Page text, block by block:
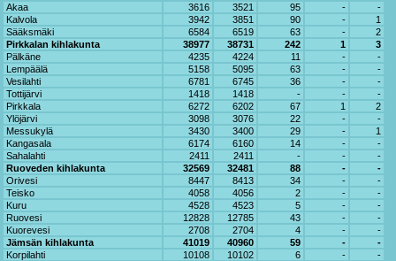
Akaa
3616 3521 95 -
-
Kalvola
3942 3851 90 -
1
Sääksmäki
6584 6519 63 -
2
Pirkkalan kihlakunta
38977 38731 242 1
3
Pälkäne
4235 4224 11 -
-
Lempäälä
5158 5095 63 -
-
Vesilahti
6781 6745 36 -
-
Tottijärvi
1418 1418 - -
-
Pirkkala
6272 6202 67 1
2
Ylöjärvi
3098 3076 22 -
-
Messukylä
3430 3400 29 -
1
Kangasala
6174 6160 14 -
-
Sahalahti
2411 2411 - -
-
Ruoveden kihlakunta
32569 32481 88 -
-
Orivesi
8447 8413 34 -
-
Teisko
4058 4056 2 -
-
Kuru
4528 4523 5 -
-
Ruovesi
12828 12785 43 -
-
Kuorevesi
2708 2704 4 -
-
Jämsän kihlakunta
41019 40960 59 -
-
Korpilahti
10108 10102 6 -
-